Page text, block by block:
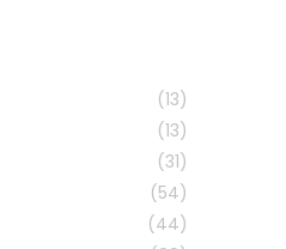
(13)
(13)
(31)
(54)
(44)